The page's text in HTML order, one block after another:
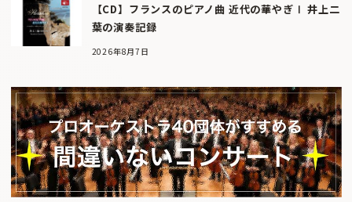
【CD】フランスのピアノ曲 近代の華やぎⅠ 井上二
葉の演奏記録
2026年8月7日